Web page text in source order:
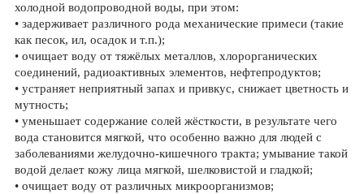
холодной водопроводной воды, при этом:
• задерживает различного рода механические примеси (такие
как песок, ил, осадок и т.п.);
• очищает воду от тяжёлых металлов, хлорорганических
соединений, радиоактивных элементов, нефтепродуктов;
• устраняет неприятный запах и привкус, снижает цветность и
мутность;
• уменьшает содержание солей жёсткости, в результате чего
вода становится мягкой, что особенно важно для людей с
заболеваниями желудочно-кишечного тракта; умывание такой
водой делает кожу лица мягкой, шелковистой и гладкой;
• очищает воду от различных микроорганизмов;